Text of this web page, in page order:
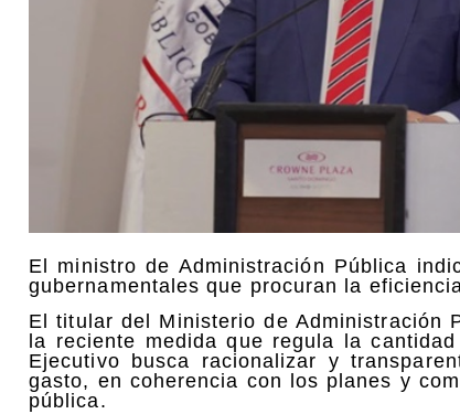
El ministro de Administración Pública
gubernamentales que procuran la
El titular del Ministerio de Administración
la reciente medida que regula la
Ejecutivo busca racionalizar y
gasto, en coherencia con los planes y
pública.